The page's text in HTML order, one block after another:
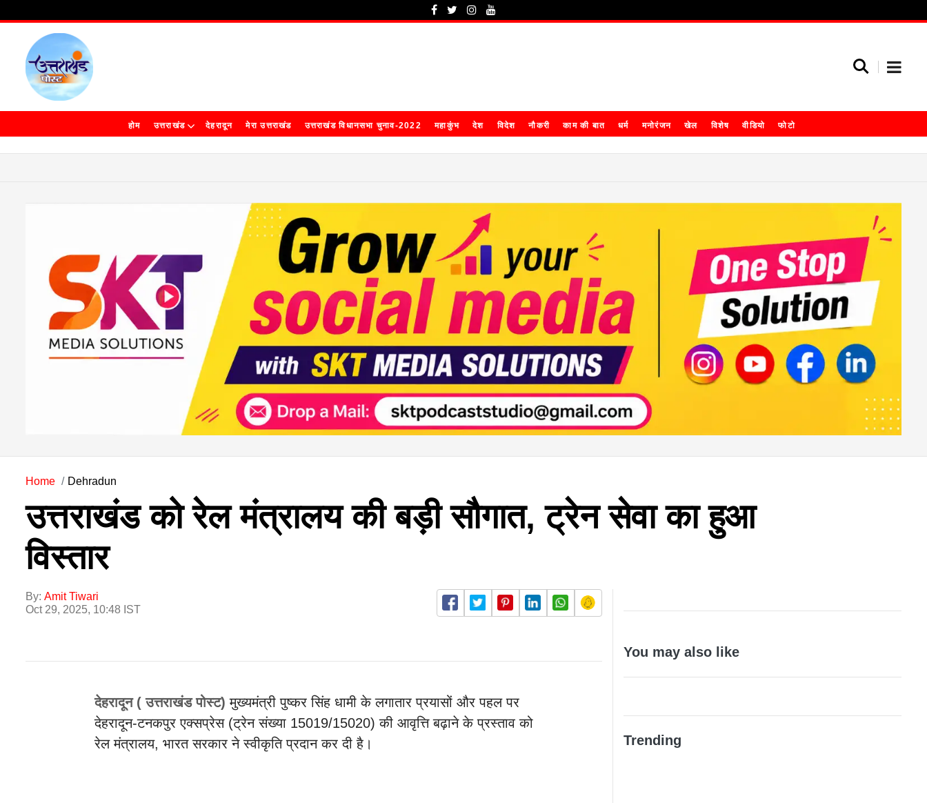
होम उत्तराखंड देहरादून मेरा उत्तराखंड उत्तराखंड विधानसभा चुनाव-2022 महाकुंभ देश विदेश नौकरी काम की बात धर्म मनोरंजन खेल विशेष वीडियो फोटो
Home Dehradun
उत्तराखंड को रेल मंत्रालय की बड़ी सौगात, ट्रेन सेवा का हुआ
विस्तार
By: Amit Tiwari
Oct 29, 2025, 10:48 IST
देहरादून ( उत्तराखंड पोस्ट) मुख्यमंत्री पुष्कर सिंह धामी के लगातार प्रयासों और पहल पर
देहरादून-टनकपुर एक्सप्रेस (ट्रेन संख्या 15019/15020) की आवृत्ति बढ़ाने के प्रस्ताव को
रेल मंत्रालय, भारत सरकार ने स्वीकृति प्रदान कर दी है।
You may also like
Trending